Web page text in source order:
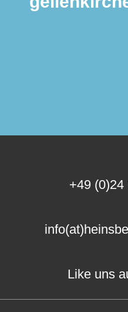
+49 (0)24
Like uns